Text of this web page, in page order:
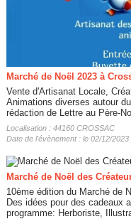
Marché de Noël 2023 à
Vente d'Artisanat Locale,
Animations diverses autour
rédaction de Lettre au Père-
Localisation : 44160 CROSSAC
Date de l'évènement : le 02/12/2023
Marché de Noël des
10ème édition du Marché de
Des idées pour des cadeaux
programme: Herboriste,